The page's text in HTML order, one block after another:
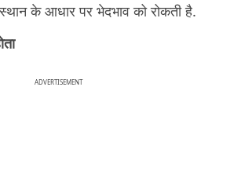
के आधार पर भेदभाव को रोकती है.
ADVERTISEMENT